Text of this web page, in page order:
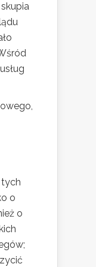
skupia
o
o